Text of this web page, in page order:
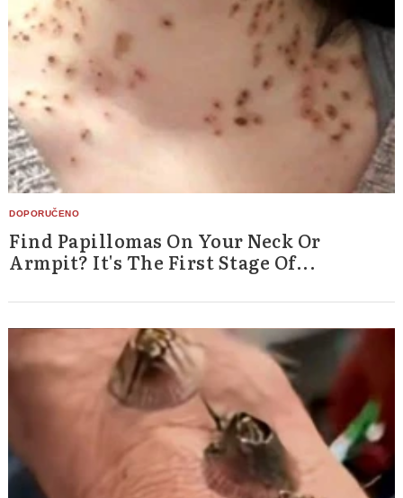
Find Papillomas On Your Neck Or
Armpit? It's The First Stage Of...